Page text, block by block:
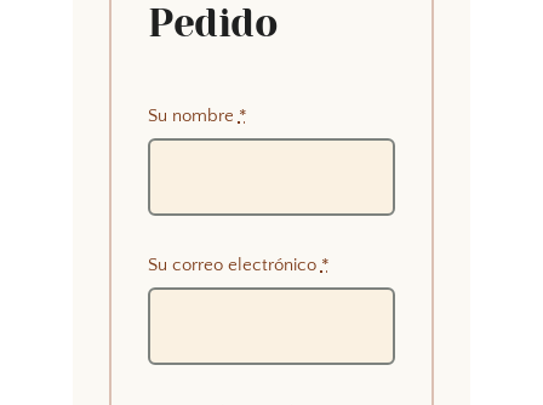
Pedido
Su nombre *
Su correo electrónico *